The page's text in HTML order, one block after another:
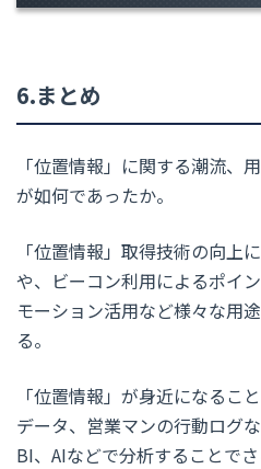
6.まとめ
「位置情報」に関する潮流、
が如何であったか。
「位置情報」取得技術の向上
や、ビーコン利用によるポイ
モーション活用など様々な用
る。
「位置情報」が身近になるこ
データ、営業マンの行動ログ
BI、AIなどで分析することで